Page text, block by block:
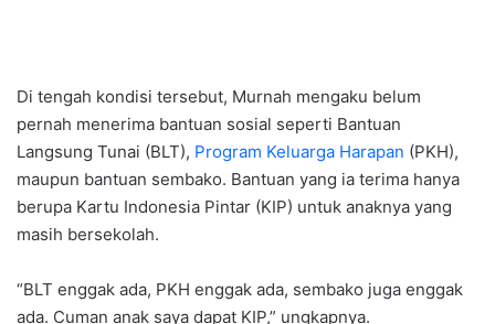
Di tengah kondisi tersebut, Murnah mengaku belum
pernah menerima bantuan sosial seperti Bantuan
Langsung Tunai (BLT), Program Keluarga Harapan (PKH),
maupun bantuan sembako. Bantuan yang ia terima hanya
berupa Kartu Indonesia Pintar (KIP) untuk anaknya yang
masih bersekolah.
“BLT enggak ada, PKH enggak ada, sembako juga enggak
ada. Cuman anak saya dapat KIP,” ungkapnya.